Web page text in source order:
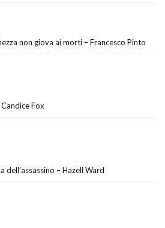
non giova ai morti – Francesco Pinto
Fox
dell’assassino – Hazell Ward